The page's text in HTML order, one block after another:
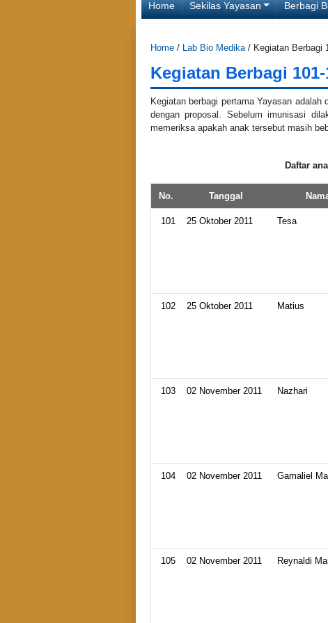
Home Sekilas Yayasan Berbagi
Home/ Lab Bio Medika/ Kegiatan Berbagi
Kegiatan Berbagi 101-
Kegiatan berbagi pertama Yayasan
dengan proposal. Sebelum imunisasi
memeriksa apakah anak tersebut masih
Daftar
No. Tanggal
101 25 Oktober 2011 Tesa
102 25 Oktober 2011 Matius
103 02 November 2011 Nazhari
104 02 November 2011 Gamaliel
105 02 November 2011 Reynaldi